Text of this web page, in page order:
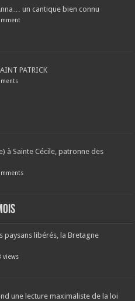
un cantique bien connu
PATRICK
à Sainte Cécile, patronne des
paysans libérés, la Bretagne
views
une lecture maximaliste de la loi